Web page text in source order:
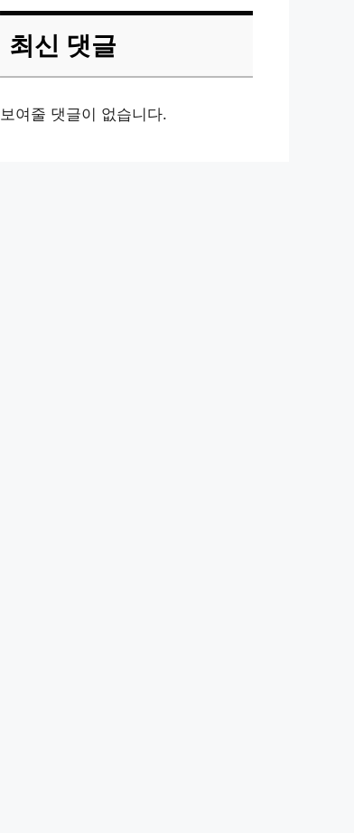
최신 댓글
보여줄 댓글이 없습니다.